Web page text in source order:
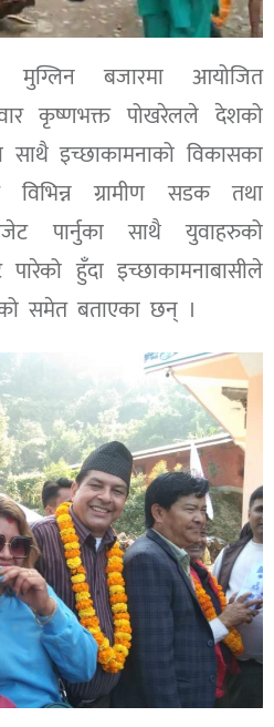
बजारमा आयोजित
कृष्णभक्त पोखरेलले देशको
साथै इच्छाकामनाको विकासका
ग्रामीण सडक तथा
पार्नुका साथै युवाहरुको
हुँदा इच्छाकामनाबासीले
समेत बताएका छन् ।